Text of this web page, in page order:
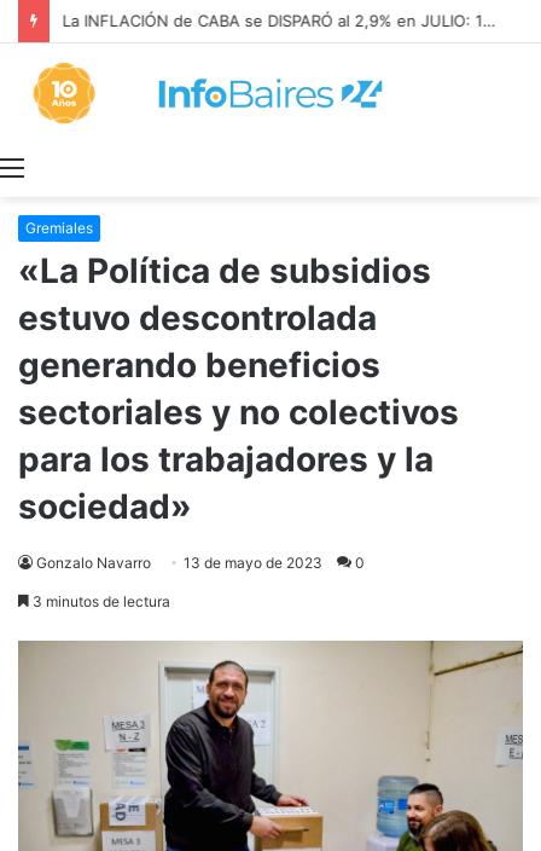
La INFLACIÓN de CABA se DISPARÓ al 2,9% en JULIO: 19,4% en 2026
Gremiales
«La Política de subsidios
estuvo descontrolada
generando beneficios
sectoriales y no colectivos
para los trabajadores y la
sociedad»
Gonzalo Navarro 13 de mayo de 2023 0
3 minutos de lectura